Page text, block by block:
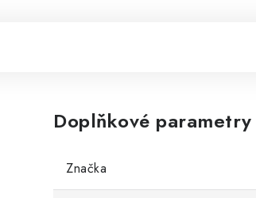
Doplňkové parametry
Značka